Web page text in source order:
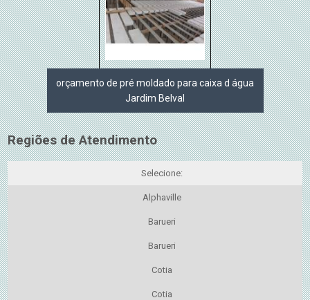
orçamento de pré moldado para caixa d água
Jardim Belval
Regiões de Atendimento
Selecione:
Alphaville
Barueri
Barueri
Cotia
Cotia